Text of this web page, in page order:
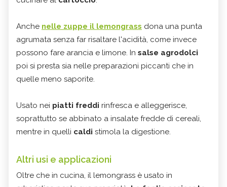
Anche nelle zuppe il lemongrass dona una punta
agrumata senza far risaltare l'acidità, come invece
possono fare arancia e limone. In salse agrodolci
poi si presta sia nelle preparazioni piccanti che in
quelle meno saporite.
Usato nei piatti freddi rinfresca e alleggerisce,
soprattutto se abbinato a insalate fredde di cereali,
mentre in quelli caldi stimola la digestione.
Altri usi e applicazioni
Oltre che in cucina, il lemongrass è usato in